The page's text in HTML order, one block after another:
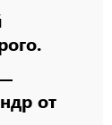
от